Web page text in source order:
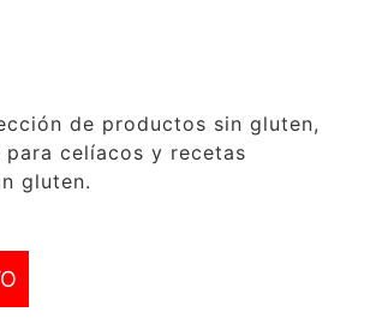
de productos sin gluten,
para celíacos y recetas
gluten.